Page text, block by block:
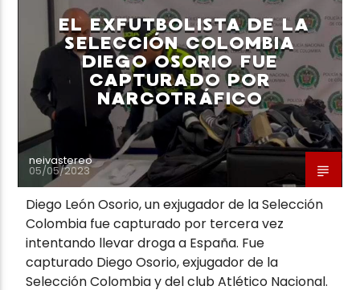
Neiva Estereo
EL EXFUTBOLISTA DE LA
SELECCIÓN COLOMBIA
DIEGO OSORIO FUE
CAPTURADO POR
NARCOTRÁFICO
neivastereo
05/05/2023
Diego León Osorio, un exjugador de la Selección
Colombia fue capturado por tercera vez
intentando llevar droga a España. Fue
capturado Diego Osorio, exjugador de la
Selección Colombia y del club Atlético Nacional.